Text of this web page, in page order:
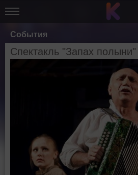
События
Спектакль "Запах полыни"